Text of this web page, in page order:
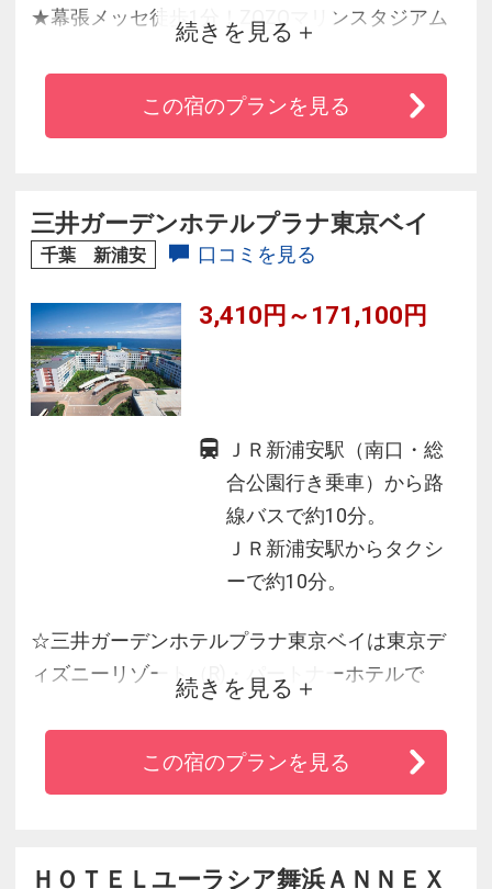
★幕張メッセ徒歩1分！ZOZOマリンスタジアム
★成田空港・羽田空港よりリムジンバスで約50
続きを見る
この宿のプランを見る
三井ガーデンホテルプラナ東京ベイ
千葉 新浦安 口コミを見る
3,410円～171,100円
ＪＲ新浦安駅（南口・総
合公園行き乗車）から路
線バスで約10分。
ＪＲ新浦安駅からタクシ
ーで約10分。
☆三井ガーデンホテルプラナ東京ベイは東京デ
ィズニーリゾート（R)・パートナーホテルで
☆パークまでの移動はホテル前発着の無料送迎
バスで約20分。
お客様にも好評です。
続きを見る
この宿のプランを見る
ＨＯＴＥＬユーラシア舞浜ＡＮＮＥＸ